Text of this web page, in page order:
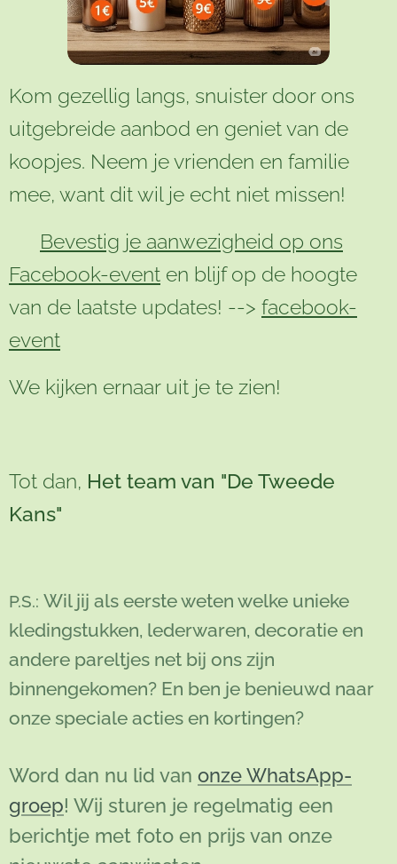
Kom gezellig langs, snuister door ons
uitgebreide aanbod en geniet van de
koopjes. Neem je vrienden en familie
mee, want dit wil je echt niet missen!
Bevestig je aanwezigheid op ons
Facebook-event en blijf op de hoogte
van de laatste updates! --> facebook-
event
We kijken ernaar uit je te zien!
Tot dan, Het team van "De Tweede
Kans"
P.S.: Wil jij als eerste weten welke unieke
kledingstukken, lederwaren, decoratie en
andere pareltjes net bij ons zijn
binnengekomen? En ben je benieuwd naar
onze speciale acties en kortingen?
Word dan nu lid van onze WhatsApp-
groep! Wij sturen je regelmatig een
berichtje met foto en prijs van onze